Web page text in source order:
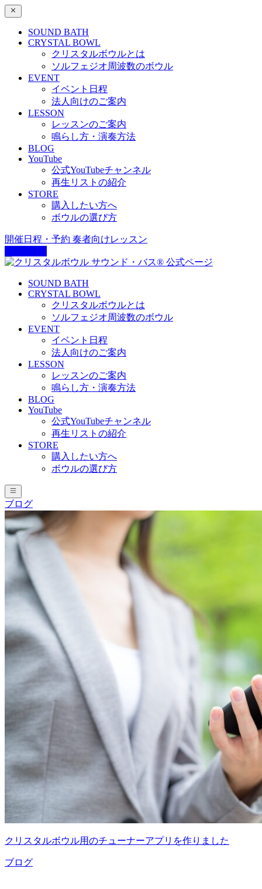
SOUND BATH
CRYSTAL BOWL
クリスタルボウルとは
ソルフェジオ周波数のボウル
EVENT
イベント日程
法人向けのご案内
LESSON
レッスンのご案内
鳴らし方・演奏方法
BLOG
YouTube
公式YouTubeチャンネル
再生リストの紹介
STORE
購入したい方へ
ボウルの選び方
開催日程・予約 奏者向けレッスン
SOUND BATH
CRYSTAL BOWL
クリスタルボウルとは
ソルフェジオ周波数のボウル
EVENT
イベント日程
法人向けのご案内
LESSON
レッスンのご案内
鳴らし方・演奏方法
BLOG
YouTube
公式YouTubeチャンネル
再生リストの紹介
STORE
購入したい方へ
ボウルの選び方
ブログ
クリスタルボウル用のチューナーアプリを作りました
ブログ